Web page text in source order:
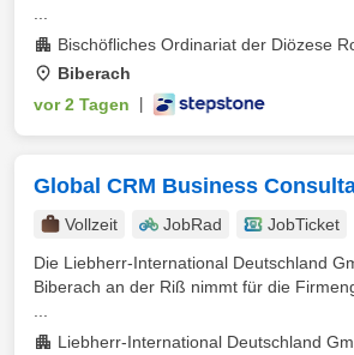
Bischöfliches Ordinariat der Diözese
Biberach
vor 2 Tagen
Global CRM Business
Vollzeit JobRad
JobTicket
Die Liebherr-International Deutschland
Biberach an der Riß nimmt für die
Liebherr-International Deutschland